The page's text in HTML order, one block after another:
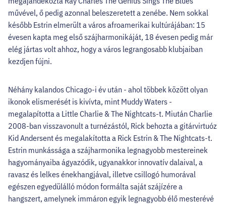
művével, ő pedig azonnal beleszeretett a zenébe. Nem sokkal
később Estrin elmerült a város afroamerikai kultúrájában: 15
évesen kapta meg első szájharmonikáját, 18 évesen pedig már
elég jártas volt ahhoz, hogy a város legrangosabb klubjaiban
kezdjen fújni.
Néhány kalandos Chicago-i év után - ahol többek között olyan
ikonok elismerését is kivívta, mint Muddy Waters -
megalapította a Little Charlie & The Nightcats-t. Miután Charlie
2008-ban visszavonult a turnézástól, Rick behozta a gitárvirtuóz
Kid Andersent és megalakította a Rick Estrin & The Nightcats-t.
Estrin munkássága a szájharmonika legnagyobb mestereinek
hagyományaiba ágyazódik, ugyanakkor innovatív dalaival, a
ravasz és lelkes énekhangjával, illetve csillogó humorával
egészen egyedülálló módon formálta saját szájízére a
hangszert, amelynek immáron egyik legnagyobb élő mesterévé